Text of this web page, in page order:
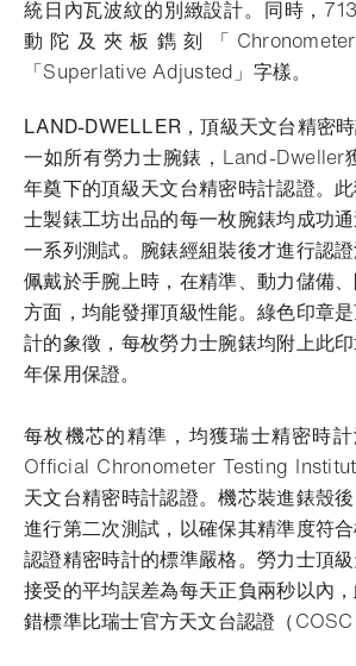
統日內瓦波紋的別緻設計。同時，
動陀及夾板鐫刻「
「Superlative Adjusted」字樣。
LAND-DWELLER，頂級天文台精密
一如所有勞力士腕錶，Land-Dweller
年奠下的頂級天文台精密時計認證。
士製錶工坊出品的每一枚腕錶均成功
一系列測試。腕錶經組裝後才進行認
佩戴於手腕上時，在精準、動力儲備
方面，均能發揮頂級性能。綠色印章
計的象徵，每枚勞力士腕錶均附上此
年保用保證。
每枚機芯的精準，均獲瑞士精密時
Official Chronometer Testing
天文台精密時計認證。機芯裝進錶殼
進行第二次測試，以確保其精準度符
認證精密時計的標準嚴格。勞力士頂
接受的平均誤差為每天正負兩秒以內
錯標準比瑞士官方天文台認證（COSC